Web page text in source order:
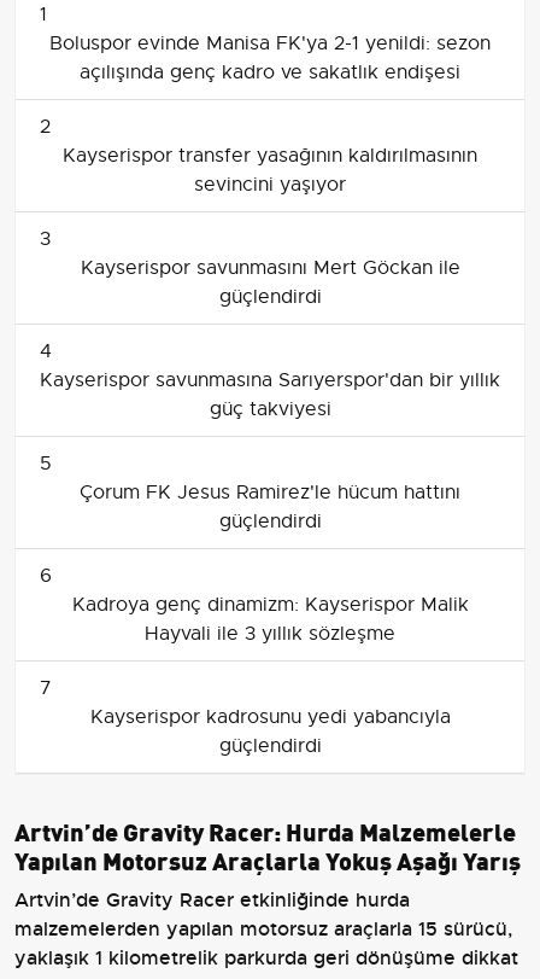
1
Boluspor evinde Manisa FK'ya 2-1 yenildi: sezon
açılışında genç kadro ve sakatlık endişesi
2
Kayserispor transfer yasağının kaldırılmasının
sevincini yaşıyor
3
Kayserispor savunmasını Mert Göckan ile
güçlendirdi
4
Kayserispor savunmasına Sarıyerspor'dan bir yıllık
güç takviyesi
5
Çorum FK Jesus Ramirez'le hücum hattını
güçlendirdi
6
Kadroya genç dinamizm: Kayserispor Malik
Hayvali ile 3 yıllık sözleşme
7
Kayserispor kadrosunu yedi yabancıyla
güçlendirdi
Artvin’de Gravity Racer: Hurda Malzemelerle
Yapılan Motorsuz Araçlarla Yokuş Aşağı Yarış
Artvin’de Gravity Racer etkinliğinde hurda
malzemelerden yapılan motorsuz araçlarla 15 sürücü,
yaklaşık 1 kilometrelik parkurda geri dönüşüme dikkat